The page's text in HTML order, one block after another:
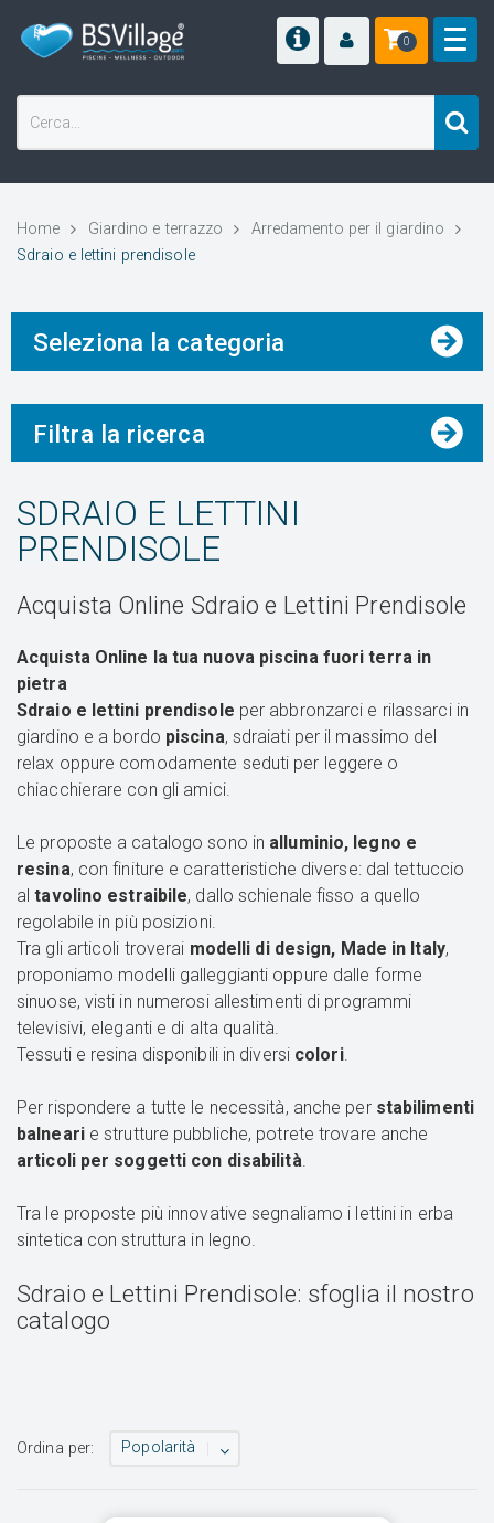
0
Home Giardino e terrazzo
Arredamento per il giardino
Sdraio e lettini prendisole
Seleziona la categoria
Filtra la ricerca
SDRAIO E LETTINI
PRENDISOLE
Acquista Online Sdraio e Lettini Prendisole
Acquista Online la tua nuova piscina fuori terra in
pietra
Sdraio e lettini prendisole per abbronzarci e rilassarci in
giardino e a bordo piscina, sdraiati per il massimo del
relax oppure comodamente seduti per leggere o
chiacchierare con gli amici.
Le proposte a catalogo sono in alluminio, legno e
resina, con finiture e caratteristiche diverse: dal tettuccio
altavolino estraibile, dallo schienale fisso a quello
regolabile in più posizioni.
Tra gli articoli troverai modelli di design, Made in Italy,
proponiamo modelli galleggianti oppure dalle forme
sinuose, visti in numerosi allestimenti di programmi
televisivi, eleganti e di alta qualità.
Tessuti e resina disponibili in diversi colori.
Per rispondere a tutte le necessità, anche per stabilimenti
balnearie strutture pubbliche, potrete trovare anche
articoli per soggetti con disabilità.
Tra le proposte più innovative segnaliamo i lettini in erba
sintetica con struttura in legno.
Sdraio e Lettini Prendisole: sfoglia il nostro
catalogo
Ordina per: Popolarità